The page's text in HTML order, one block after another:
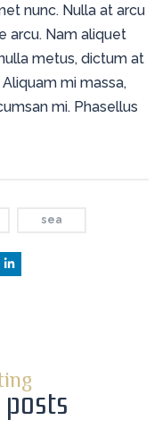
nunc. Nulla at arcu
arcu. Nam aliquet
metus, dictum at
mi massa,
mi. Phasellus
sea